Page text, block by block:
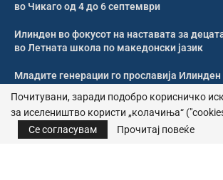
во Чикаго од 4 до 6 септември
Илинден во фокусот на наставата за
во Летната школа по македонски јазик
Младите генерации го прославија
Свечено и молитвено одбележан Илинден
Почитувани, заради подобро корисничко
за иселеништво користи „колачиња“
Се согласувам
Прочитај повеќе